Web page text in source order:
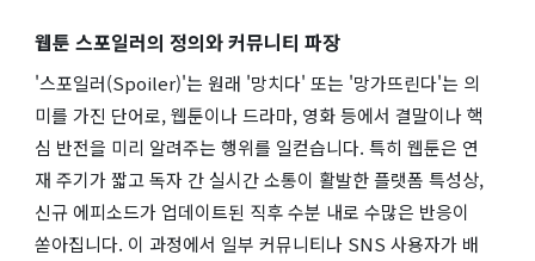
웹툰 스포일러의 정의와 커뮤니티 파장
'스포일러(Spoiler)'는 원래 '망치다' 또는 '망가뜨린다'는 의
미를 가진 단어로, 웹툰이나 드라마, 영화 등에서 결말이나 핵
심 반전을 미리 알려주는 행위를 일컫습니다. 특히 웹툰은 연
재 주기가 짧고 독자 간 실시간 소통이 활발한 플랫폼 특성상,
신규 에피소드가 업데이트된 직후 수분 내로 수많은 반응이
쏟아집니다. 이 과정에서 일부 커뮤니티나 SNS 사용자가 배